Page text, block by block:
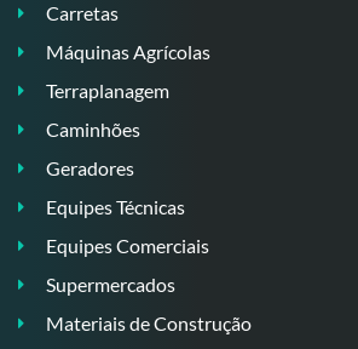
Carretas
Máquinas Agrícolas
Terraplanagem
Caminhões
Geradores
Equipes Técnicas
Equipes Comerciais
Supermercados
Materiais de Construção